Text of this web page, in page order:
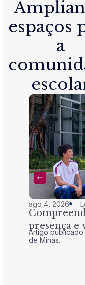
espaços
a
ago 4, 2026
presença e
Artigo publicado
de Minas.